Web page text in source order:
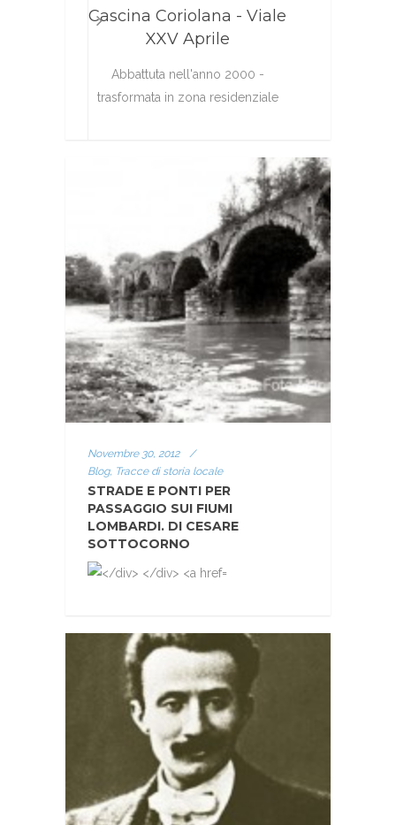
Cascina Coriolana - Viale
XXV Aprile
Abbattuta nell'anno 2000 -
trasformata in zona residenziale
Novembre 30, 2012
/
Blog, Tracce di storia locale
STRADE E PONTI PER
PASSAGGIO SUI FIUMI
LOMBARDI. DI CESARE
SOTTOCORNO